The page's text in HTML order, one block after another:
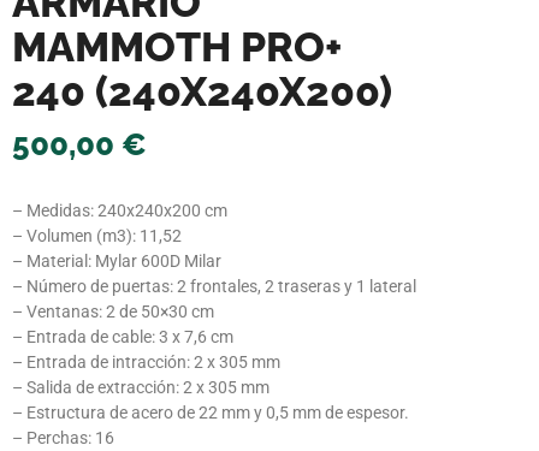
MAMMOTH PRO+
240 (240X240X200)
500,00 €
– Medidas: 240x240x200 cm
– Volumen (m3): 11,52
– Material: Mylar 600D Milar
– Número de puertas: 2 frontales, 2 traseras y 1 lateral
– Ventanas: 2 de 50×30 cm
– Entrada de cable: 3 x 7,6 cm
– Entrada de intracción: 2 x 305 mm
– Salida de extracción: 2 x 305 mm
– Estructura de acero de 22 mm y 0,5 mm de espesor.
– Perchas: 16